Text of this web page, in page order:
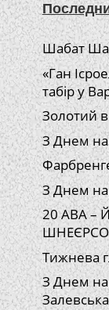
Шабат
«Ган
табір у
Золотий
З Днем
З Днем
20 АВА –
Тижнева
З Днем